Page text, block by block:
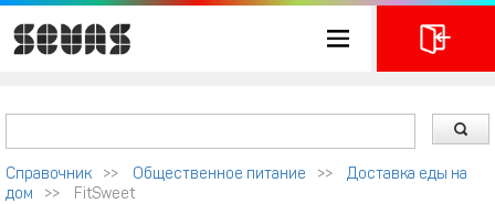
Справочник >> Общественное питание >>
Доставка еды на
дом
>> FitSweet